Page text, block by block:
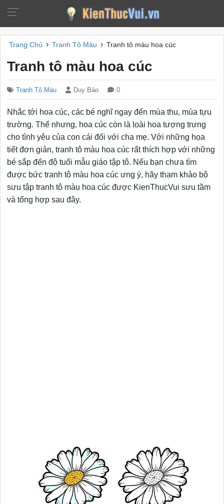
Trang Chủ › Tranh Tô Màu › Tranh tô màu hoa cúc
Tranh tô màu hoa cúc
Tranh Tô Màu Duy Bảo 0
Nhắc tới hoa cúc, các bé nghĩ ngay đến mùa thu, mùa tựu
trường. Thế nhưng, hoa cúc còn là loài hoa tượng trưng
cho tình yêu của con cái đối với cha mẹ. Với những họa
tiết đơn giản, tranh tô màu hoa cúc rất thích hợp với những
bé sắp đến độ tuổi mẫu giáo tập tô. Nếu bạn chưa tìm
được bức tranh tô màu hoa cúc ưng ý, hãy tham khảo bộ
sưu tập tranh tô màu hoa cúc được KienThucVui sưu tầm
và tổng hợp sau đây.